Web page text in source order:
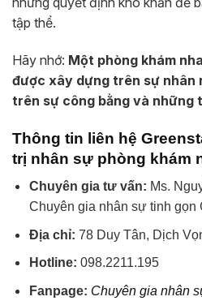
tập thể.
Hãy nhớ: Một phòng khám
được xây dựng trên sự nhân
trên sự công bằng và những
Thông tin liên hệ
trị nhân sự phòng khám
Chuyên gia tư vấn: Ms.
Chuyên gia nhân sự tinh gọn
Địa chỉ: 78 Duy Tân, Dịch
Hotline: 098.2211.195
Fanpage: Chuyên gia nhân